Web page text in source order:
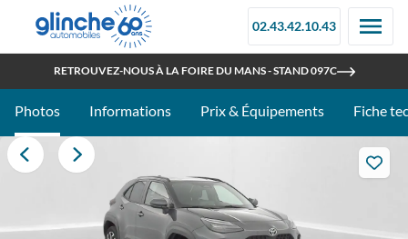
02.43.42.10.43
RETROUVEZ-NOUS À LA FOIRE DU MANS - STAND 097C
OUVERT TOUT L'ÉTÉ
Photos Informations Prix & Équipements Fiche